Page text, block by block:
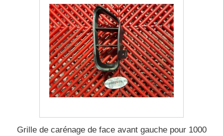
Grille de carénage de face avant gauche pour 1000